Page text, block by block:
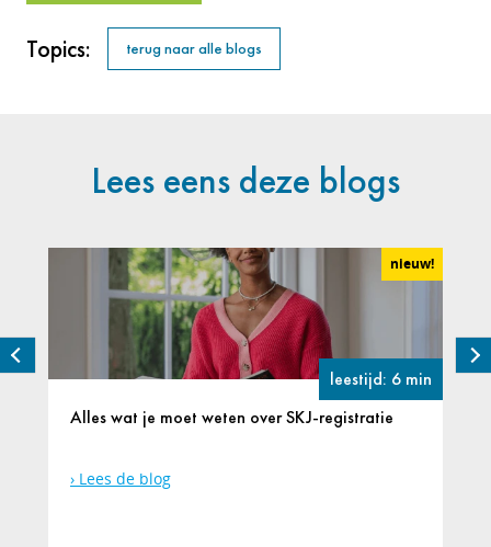
Topics: terug naar alle blogs
Lees eens deze blogs
nieuw!
leestijd: 6 min
Alles wat je moet weten over SKJ-registratie
Lees de blog